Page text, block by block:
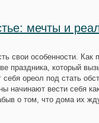
мечты и
свои особенности. Как
праздника, который
себя ореол под стать
начинают вести себя
о том, что дома их